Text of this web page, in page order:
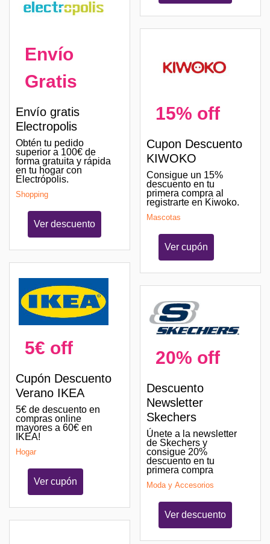
Envío
Gratis
Envío gratis
Electropolis
Obtén tu pedido
superior a 100€ de
forma gratuita y rápida
en tu hogar con
Electrópolis.
Shopping
Ver descuento
5€ off
Cupón Descuento
Verano IKEA
5€ de descuento en
compras online
mayores a 60€ en
IKEA!
Hogar
Ver cupón
15% off
Cupon Descuento
KIWOKO
Consigue un 15%
descuento en tu
primera compra al
registrarte en Kiwoko.
Mascotas
Ver cupón
20% off
Descuento
Newsletter
Skechers
Únete a la newsletter
de Skechers y
consigue 20%
descuento en tu
primera compra
Moda y Accesorios
Ver descuento